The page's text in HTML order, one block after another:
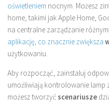
oświetleniem nocnym. Możesz
home, takimi jak Apple Home,
na centralne zarządzanie
aplikację, co znacznie zwiększa
użytkowaniu.
Aby rozpocząć, zainstaluj
umożliwiają kontrolowanie lamp
możesz tworzyć scenariusze